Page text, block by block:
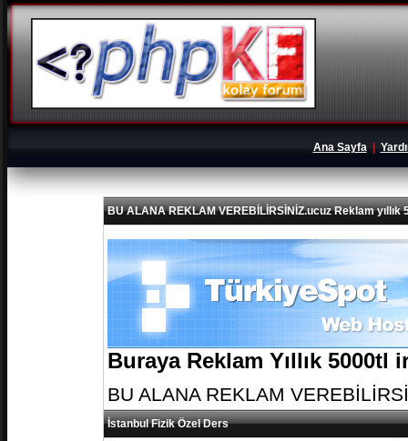
Ana Sayfa|
BU ALANA REKLAM VEREBİLİRSİNİZ.ucuz Reklam yıllık
Buraya Reklam Yıllık
BU ALANA REKLAM
İstanbul Fizik Özel Ders